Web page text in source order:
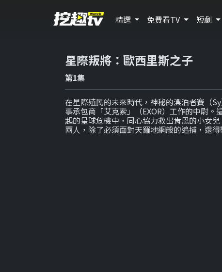
精選 免費看TV 短劇
星際叛將：歐西里斯之子
第1集
在星際殖民的未來時代，神秘的漂泊者賽（
事承包商「艾克索」（EXOR）工作的中尉
起的星球危機中，同心協力救出肯恩的小女
兩人，除了必須面對天羅地網般的追捕，還